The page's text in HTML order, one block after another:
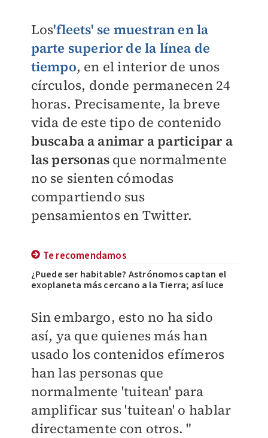
Los'fleets' se muestran en la
parte superior de la línea de
tiempo, en el interior de unos
círculos, donde permanecen 24
horas. Precisamente, la breve
vida de este tipo de contenido
buscaba a animar a participar a
las personasque normalmente
no se sienten cómodas
compartiendo sus
pensamientos en Twitter.
Te recomendamos
¿Puede ser habitable? Astrónomos captan el
exoplaneta más cercano a la Tierra; así luce
Sin embargo, esto no ha sido
así, ya que quienes más han
usado los contenidos efímeros
han las personas que
normalmente 'tuitean' para
amplificar sus 'tuitean' o hablar
directamente con otros. "